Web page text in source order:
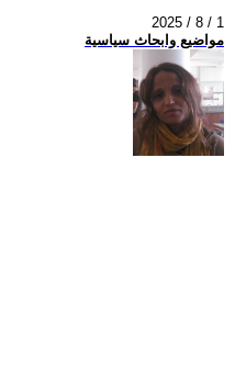
2025 / 8 / 1
مواضيع وابحاث سياسية